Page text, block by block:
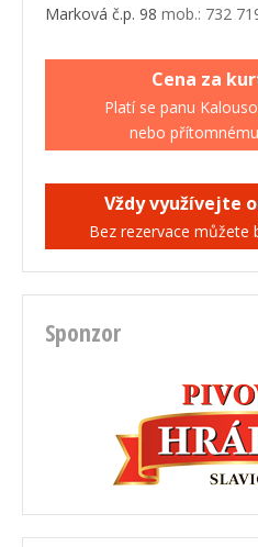
Marková č.p. 98 mob.: 732
Cena za
Platí se panu
nebo
Vždy využívejte
Bez rezervace můžete
Sponzor